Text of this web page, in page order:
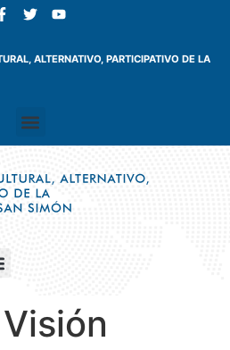
ALTERNATIVO, PARTICIPATIVO DE LA